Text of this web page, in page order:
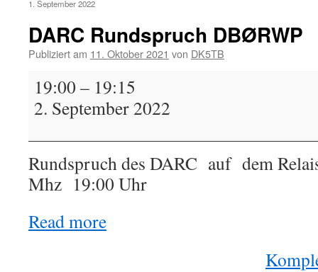
1. September 2022
DARC Rundspruch DBØRWP
Publiziert am 11. Oktober 2021 von DK5TB
DARC
Rundspruch
DBØRWP
19:00– 19:15
2. September 2022
Rundspruch des DARC auf dem
Mhz 19:00 Uhr
Read more